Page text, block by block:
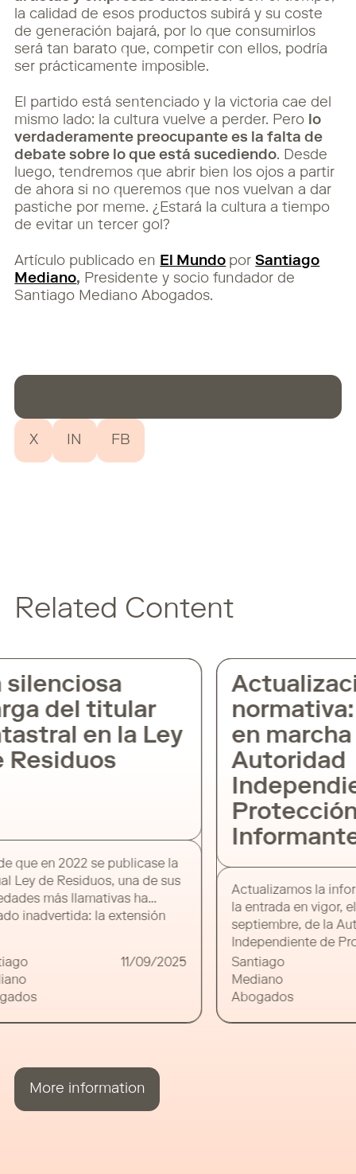
la calidad de esos productos subirá y su coste
de generación bajará, por lo que consumirlos
será tan barato que, competir con ellos, podría
ser prácticamente imposible.
El partido está sentenciado y la victoria cae del
mismo lado: la cultura vuelve a perder. Pero lo
verdaderamente preocupante es la falta de
debate sobre lo que está sucediendo. Desde
luego, tendremos que abrir bien los ojos a partir
de ahora si no queremos que nos vuelvan a dar
pastiche por meme. ¿Estará la cultura a tiempo
de evitar un tercer gol?
Artículo publicado en El Mundo porSantiago
Mediano, Presidente y socio fundador de
Santiago Mediano Abogados.
X IN FB
Related Content
del titular
en la Ley
que en 2022 se publicase la
de Residuos, una de sus
más llamativas ha
inadvertida: la extensión
donde aparezcan
Se trata de una inclusión
—ausente en las normas
que coloca a los
11/09/2025
normativa:
en marcha
Autoridad
Protección
Informante
Actualizamos la
la entrada en vigor, el
septiembre, de la
Independiente de
Informante, de la
cual informamos hace
semanas. La A.A.I ha
Santiago
Mediano
Abogados
More information